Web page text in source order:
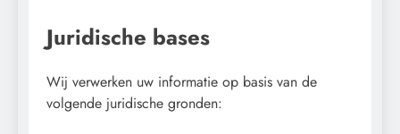
Juridische bases
Wij verwerken uw informatie op basis van de
volgende juridische gronden: